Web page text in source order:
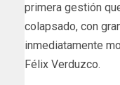
primera gestión
colapsado, con
inmediatamente
Félix Verduzco.